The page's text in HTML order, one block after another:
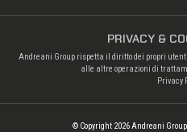
PRIVACY &
Andreani Group rispetta il diritto dei propri
alle altre operazioni di
Privacy
© Copyright 2026 Andreani